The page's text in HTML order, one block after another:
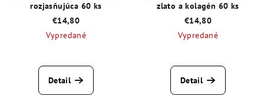
rozjasňujúca 60 ks
€14,80
Vypredané
hodnotenie
produktu
Detail
zlato a kolagén 60 ks
€14,80
Vypredané
hodnotenie
produktu
Detail